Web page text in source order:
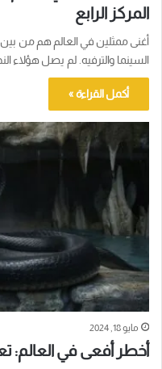
المركز الرابع
أغنى ممثلين في العالم هم من
السينما والترفيه. لم يصل هؤلاء
أكمل القراءة »
مايو 18, 2024
أخطر أفعى في العالم: تعرّف على 10